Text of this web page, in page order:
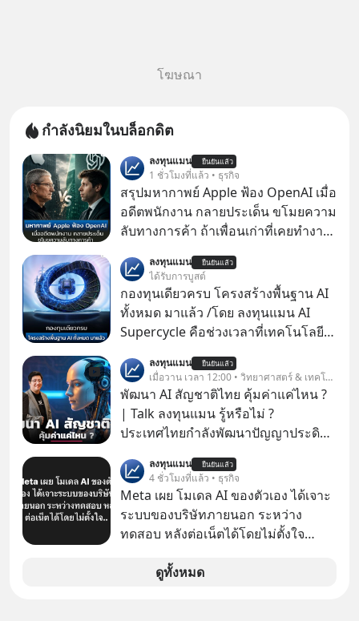
โฆษณา
กำลังนิยมในบล็อกดิต
ลงทุนแมน ยืนยันแล้ว
1 ชั่วโมงที่แล้ว • ธุรกิจ
สรุปมหากาพย์ Apple ฟ้อง OpenAI เมื่อ
อดีตพนักงาน กลายประเด็น ขโมยความ
ลับทางการค้า ถ้าเพื่อนเก่าที่เคยทำงาน
เก่าที่เขาเคยทำไว้ ตอนยังอยู่บริษัท
เดียวกัน
ลงทุนแมน ยืนยันแล้ว
ได้รับการบูสต์
กองทุนเดียวครบ โครงสร้างพื้นฐาน AI
ทั้งหมด มาแล้ว /โดย ลงทุนแมน AI
Supercycle คือช่วงเวลาที่เทคโนโลยี
เคลื่อนหลัก ของการเติบโตทาง
เศรษฐกิจ และวิถีชีวิตของผู้คนอย่าง
ยาวนานต่อจากนี้
ลงทุนแมน ยืนยันแล้ว
เมื่อวาน เวลา 12:00 • วิทยาศาสตร์ & เทคโนโลยี
พัฒนา AI สัญชาติไทย คุ้มค่าแค่ไหน ?
| Talk ลงทุนแมน รู้หรือไม่ ?
ประเทศไทยกำลังพัฒนาปัญญาประดิษฐ์
“ThaiLLM” เพื่อให้คนไทยมีโครงสร้าง
พื้นฐานด้าน AI ที่เข้าใจภาษาไทย และ
บริบททางสังคมไทยได้เป็นอย่างดี
คำถามคือ การลงมือพัฒนา AI ของ
นำ ThaiLLM มาใช้จริง จะเกิดอะไรขึ้น
กับสังคมไทย ธุรกิจไทย และเศรษฐกิจ
ลงทุนแมน ยืนยันแล้ว
4 ชั่วโมงที่แล้ว • ธุรกิจ
Meta เผย โมเดล AI ของตัวเอง ได้เจาะ
ระบบของบริษัทภายนอก ระหว่าง
ทดสอบ หลังต่อเน็ตได้โดยไม่ตั้งใจ
ในโมเดล AI ของบริษัท สามารถเชื่อม
ดูทั้งหมด